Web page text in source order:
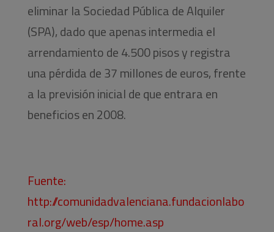
eliminar la Sociedad Pública de Alquiler
(SPA), dado que apenas intermedia el
arrendamiento de 4.500 pisos y registra
una pérdida de 37 millones de euros, frente
a la previsión inicial de que entrara en
beneficios en 2008.
Fuente:
http://comunidadvalenciana.fundacionlabo
ral.org/web/esp/home.asp